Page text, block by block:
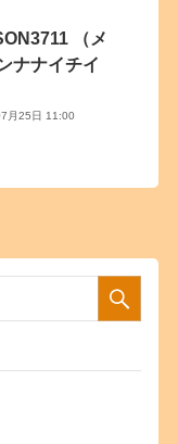
（メ
ナナイチイ
月25日 11:00